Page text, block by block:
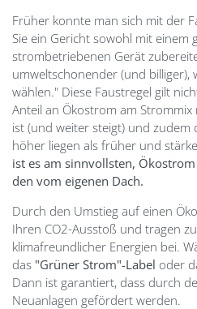
Früher konnte man sich mit der
Sie ein Gericht sowohl mit einem
strombetriebenen Gerät
umweltschonender (und billiger),
wählen." Diese Faustregel gilt
Anteil an Ökostrom am
ist (und weiter steigt) und zudem
höher liegen als früher und
ist es am sinnvollsten,
den vom eigenen Dach.
Durch den Umstieg auf einen
Ihren CO2-Ausstoß und tragen
klimafreundlicher Energien bei.
das "Grüner Strom"-Label oder
Dann ist garantiert, dass durch
Neuanlagen gefördert werden.